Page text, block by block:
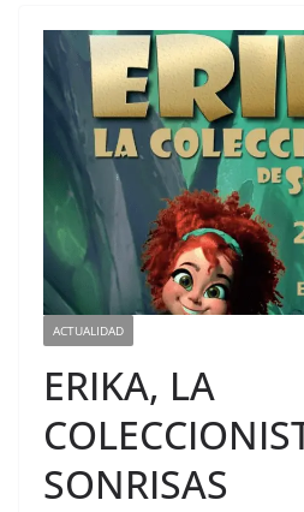
ACTUALIDAD
ERIKA, LA
SONRISAS